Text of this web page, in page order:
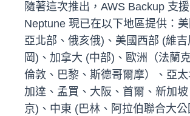
隨著這次推出，AWS Backup 支
Neptune 現已在以下地區提供：
亞北部、俄亥俄)、美國西部 (維
岡)、加拿大 (中部)、歐洲（法蘭
倫敦、巴黎、斯德哥爾摩）、亞
加達、孟買、大阪、首爾、新加
京)、中東 (巴林、阿拉伯聯合大